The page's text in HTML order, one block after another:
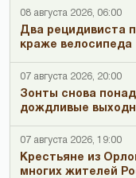
08 августа 2026, 06:00
Два рецидивиста
краже велосипеда
07 августа 2026, 20:00
Зонты снова
дождливые
07 августа 2026, 19:00
Крестьяне из
многих жителей